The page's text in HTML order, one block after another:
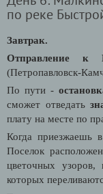
по реке
Завтрак.
Отправление к
(Петропавловск-
По пути -
сможет отведать
плату на месте по
Когда приезжаешь
Поселок
цветочных узоров,
которых